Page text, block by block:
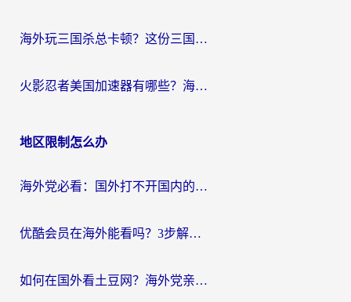
海外玩三国杀总卡顿？这份三国杀游戏加速器指南帮你告别延迟烦恼
火影忍者美国加速器有哪些？海外党亲测的国服游戏加速全攻略（含菲律宾玩三国之刃守望黎明技巧）
地区限制怎么办
海外党必看：国外打不开国内的app怎么办？3步解决你的乡愁
优酷会员在海外能看吗？3步解决海外追剧难题，附实测好用加速器推荐
如何在国外看土豆网？海外党亲测有效的追剧加速器选择指南